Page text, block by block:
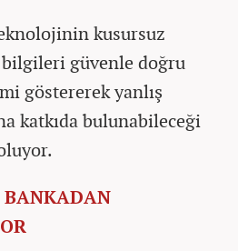
kusursuz
bilgileri güvenle doğru
göstererek yanlış
katkıda bulunabileceği